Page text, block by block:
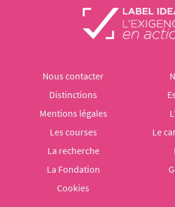
Nous contacter
Distinctions
Mentions légales
Les courses
Le
La recherche
La Fondation
Cookies